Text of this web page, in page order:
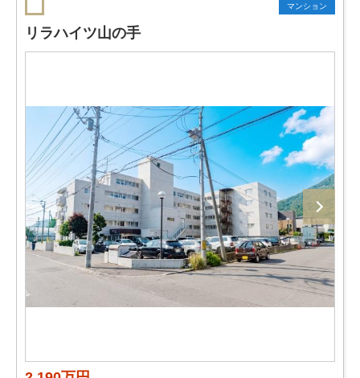
マンション
リラハイツ山の手